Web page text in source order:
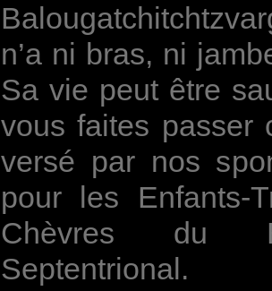
n’a ni bras, ni
Sa vie peut être
vous faites passer
versé par nos
pour les Enfants-
Chèvres du
Septentrional.